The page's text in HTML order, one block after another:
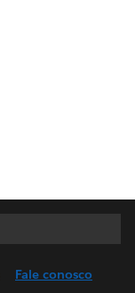
Fale conosco